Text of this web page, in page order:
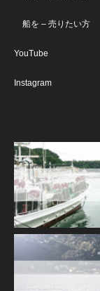
船を – 売りたい方
YouTube
Instagram